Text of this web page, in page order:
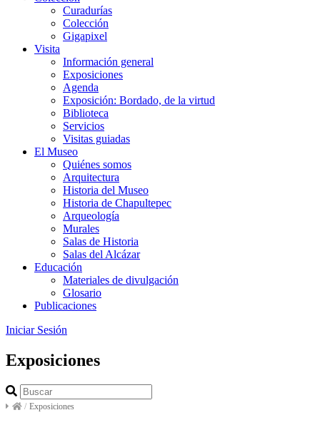
Curadurías
Colección
Gigapixel
Visita
Información general
Exposiciones
Agenda
Exposición: Bordado, de la virtud
Biblioteca
Servicios
Visitas guiadas
El Museo
Quiénes somos
Arquitectura
Historia del Museo
Historia de Chapultepec
Arqueología
Murales
Salas de Historia
Salas del Alcázar
Educación
Materiales de divulgación
Glosario
Publicaciones
Iniciar Sesión
Exposiciones
/ Exposiciones